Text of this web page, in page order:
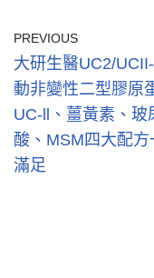
PREVIOUS
大研生醫UC2/
動非變性二型膠原
UC-ll、薑黃素、玻
酸、MSM四大配方
滿足